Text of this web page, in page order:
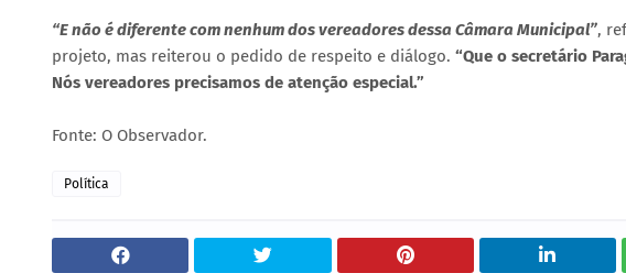
“E não é diferente com nenhum dos vereadores dessa Câmara Municipal”,
projeto, mas reiterou o pedido de respeito e diálogo. “Que o secretário
Nós vereadores precisamos de atenção especial.”
Fonte: O Observador.
Política